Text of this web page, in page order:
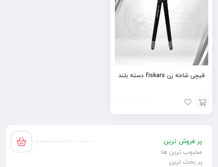
قیچی شاخه زن fiskars دسته بلند
افزودن
سبد
پر فروش ترین
محبوب ترین ها
پر بحث ترین